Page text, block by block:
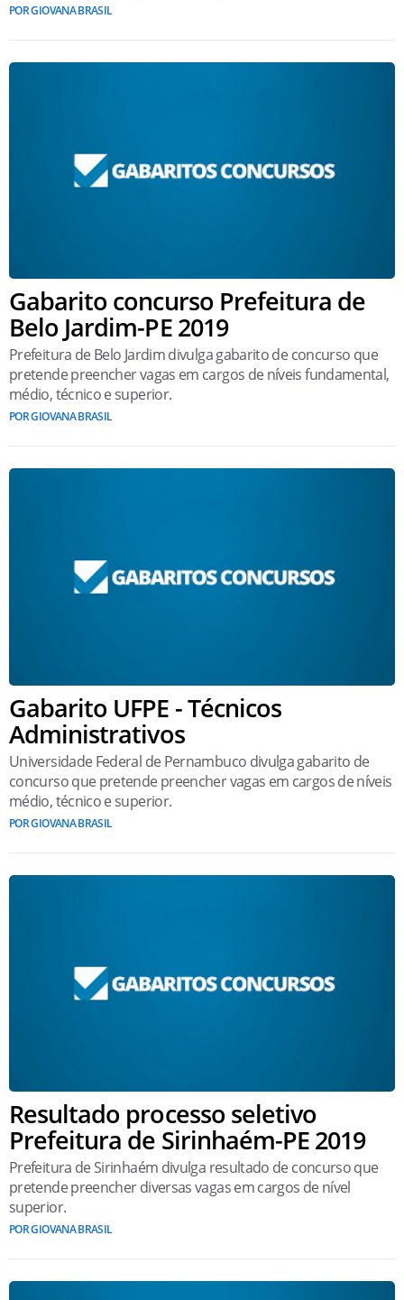
POR GIOVANA BRASIL
Gabarito concurso Prefeitura de
Belo Jardim-PE 2019
Prefeitura de Belo Jardim divulga gabarito de concurso que
pretende preencher vagas em cargos de níveis fundamental,
médio, técnico e superior.
POR GIOVANA BRASIL
Gabarito UFPE - Técnicos
Administrativos
Universidade Federal de Pernambuco divulga gabarito de
concurso que pretende preencher vagas em cargos de níveis
médio, técnico e superior.
POR GIOVANA BRASIL
Resultado processo seletivo
Prefeitura de Sirinhaém-PE 2019
Prefeitura de Sirinhaém divulga resultado de concurso que
pretende preencher diversas vagas em cargos de nível
superior.
POR GIOVANA BRASIL